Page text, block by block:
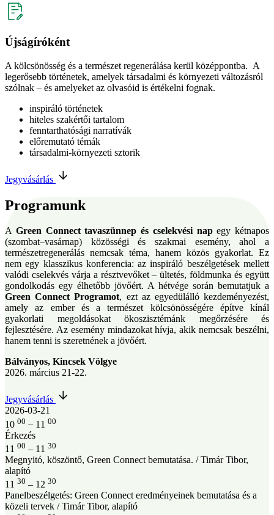
Újságíróként
A kölcsönösség és a természet regenerálása kerül középpontba. A
legerősebb történetek, amelyek társadalmi és környezeti változásról
szólnak – és amelyeket az olvasóid is értékelni fognak.
inspiráló történetek
hiteles szakértői tartalom
fenntarthatósági narratívák
előremutató témák
társadalmi-környezeti sztorik
Jegyvásárlás
Programunk
A Green Connect tavaszünnep és cselekvési napegy kétnapos
(szombat–vasárnap) közösségi és szakmai esemény, ahol a
természetregenerálás nemcsak téma, hanem közös gyakorlat. Ez
nem egy klasszikus konferencia: az inspiráló beszélgetések mellett
valódi cselekvés várja a résztvevőket – ültetés, földmunka és együtt
gondolkodás egy élhetőbb jövőért. A hétvége során bemutatjuk a
Green Connect Programot, ezt az egyedülálló kezdeményezést,
amely az ember és a természet kölcsönösségére építve kínál
gyakorlati megoldásokat ökoszisztémánk megőrzésére és
fejlesztésére. Az esemény mindazokat hívja, akik nemcsak beszélni,
hanem tenni is szeretnének a jövőért.
Bálványos, Kincsek Völgye
2026. március 21-22.
Jegyvásárlás
2026-03-21
10 00 – 11 00
Érkezés
11 00 – 11 30
Megnyitó, köszöntő, Green Connect bemutatása. /Timár Tibor,
alapító
11 30 – 12 30
Panelbeszélgetés: Green Connect eredményeinek bemutatása és a
közeli tervek /Timár Tibor, alapító